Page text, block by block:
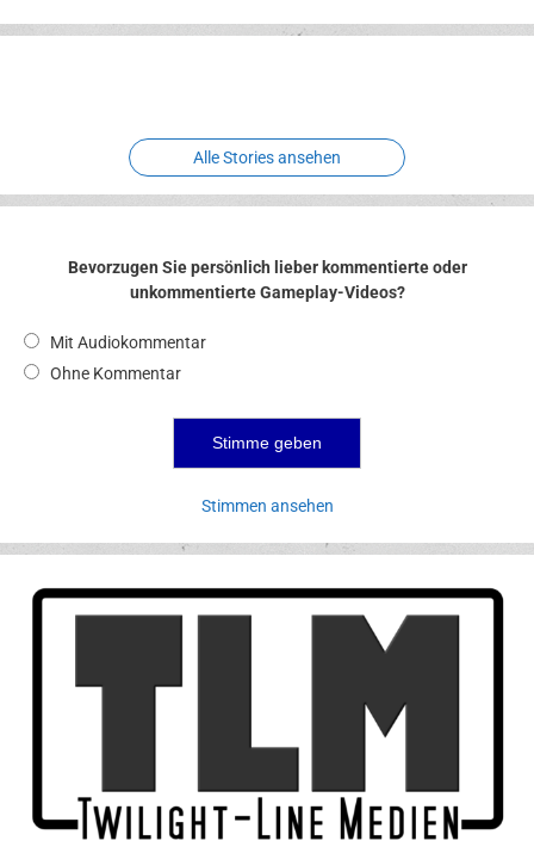
Erlebnispark
Verbotene
Alle Stories ansehen
Bevorzugen Sie persönlich lieber kommentierte oder
unkommentierte Gameplay-Videos?
Mit Audiokommentar
Ohne Kommentar
Stimmen ansehen